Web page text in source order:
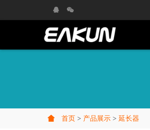
首页 > 产品展示 > 延长器